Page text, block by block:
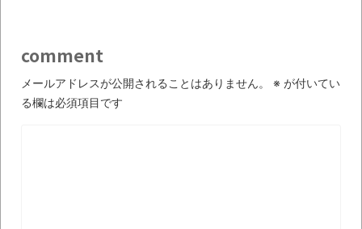
に入院中のオレのオナサポ懇願したら・・・
ナチスドイツは何故バルバロッサ作戦とか
いう無茶に踏み切ってしまったのか
comment
メールアドレスが公開されることはありません。 ※ が付いてい
る欄は必須項目です